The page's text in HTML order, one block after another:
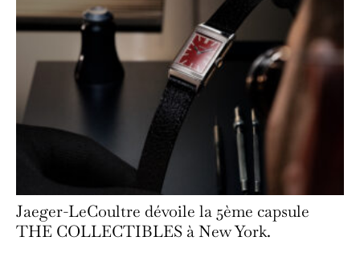
Jaeger-LeCoultre dévoile la 5ème capsule
THE COLLECTIBLES à New York.